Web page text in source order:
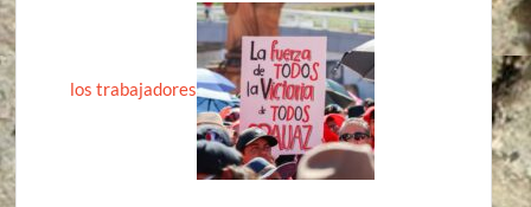
los trabajadores